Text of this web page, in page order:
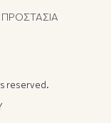
reserved.